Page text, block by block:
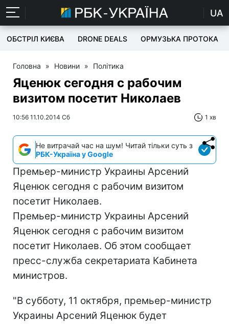
UA
ОБСТРІЛ КИЄВА DRONE DEALS ОРМУЗЬКА ПРОТОКА
Головна » Новини » Політика
Яценюк сегодня с рабочим
визитом посетит Николаев
10:56 11.10.2014 Сб 1 хв
Не витрачай час на шум! Читай тільки суть з
РБК-Україна у Google
Премьер-министр Украины Арсений
Яценюк сегодня с рабочим визитом
посетит Николаев.
Премьер-министр Украины Арсений
Яценюк сегодня с рабочим визитом
посетит Николаев. Об этом сообщает
пресс-служба секретариата Кабинета
министров.
"В субботу, 11 октября, премьер-министр
Украины Арсений Яценюк будет